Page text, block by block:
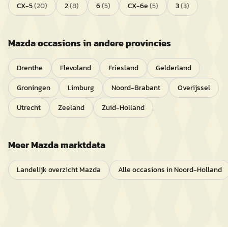
CX-5(20) 2(8) 6(5) CX-6e(5) 3(3)
Mazdaoccasions in andere provincies
Drenthe Flevoland Friesland
Gelderland
Groningen
Limburg Noord-Brabant
Overijssel
Utrecht
Zeeland Zuid-Holland
MeerMazdamarktdata
Landelijk overzichtMazda Alle occasions inNoord-Holland